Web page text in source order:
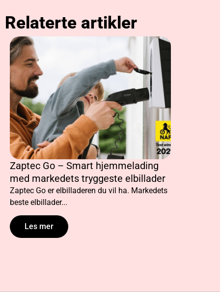
Relaterte artikler
Zaptec Go – Smart hjemmelading
med markedets tryggeste elbillader
Zaptec Go er elbilladeren du vil ha. Markedets
beste elbillader...
Les mer